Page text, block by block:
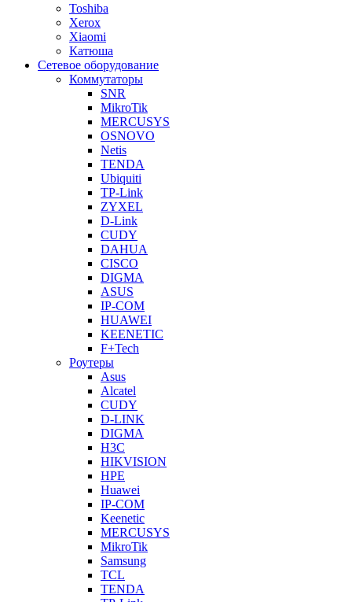
Toshiba
Xerox
Xiaomi
Катюша
Сетевое оборудование
Коммутаторы
SNR
MikroTik
MERCUSYS
OSNOVO
Netis
TENDA
Ubiquiti
TP-Link
ZYXEL
D-Link
CUDY
DAHUA
CISCO
DIGMA
ASUS
IP-COM
HUAWEI
KEENETIC
F+Tech
Роутеры
Asus
Alcatel
CUDY
D-LINK
DIGMA
H3C
HIKVISION
HPE
Huawei
IP-COM
Keenetic
MERCUSYS
MikroTik
Samsung
TCL
TENDA